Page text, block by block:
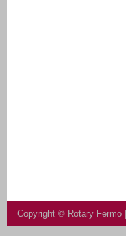
Copyright © Rotary Fermo